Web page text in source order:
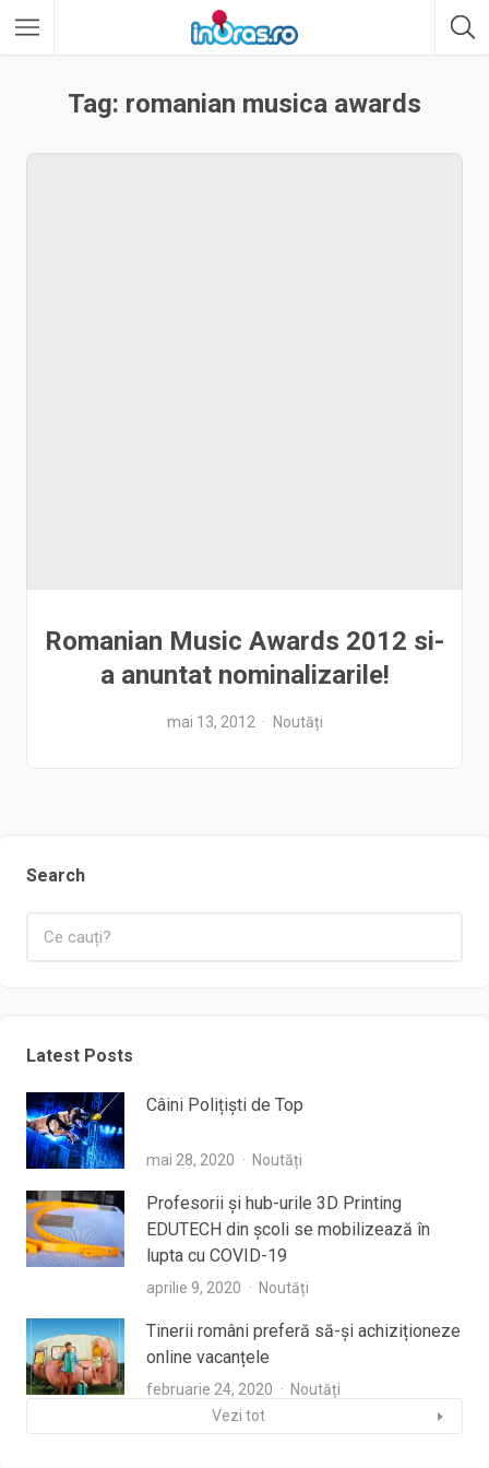
Tag: romanian musica awards
Romanian Music Awards 2012 si-
a anuntat nominalizarile!
mai 13, 2012 Noutăți
Search
Latest Posts
Câini Polițiști de Top
mai 28, 2020 Noutăți
Profesorii şi hub-urile 3D Printing
EDUTECH din şcoli se mobilizează în
lupta cu COVID-19
aprilie 9, 2020 Noutăți
Tinerii români preferă să-și achiziționeze
online vacanțele
februarie 24, 2020
Noutăți
Vezi tot